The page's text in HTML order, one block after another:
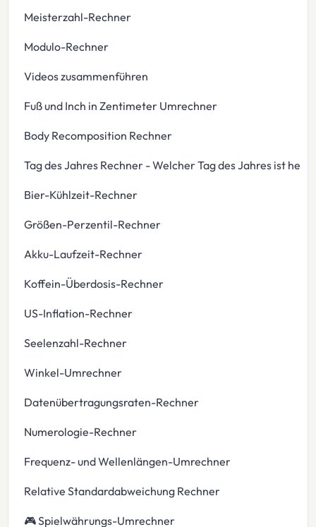
Meisterzahl-Rechner
Modulo-Rechner
Videos zusammenführen
Fuß und Inch in Zentimeter Umrechner
Body Recomposition Rechner
Tag des Jahres Rechner - Welcher Tag des Jahres ist
Bier-Kühlzeit-Rechner
Größen-Perzentil-Rechner
Akku-Laufzeit-Rechner
Koffein-Überdosis-Rechner
US-Inflation-Rechner
Seelenzahl-Rechner
Winkel-Umrechner
Datenübertragungsraten-Rechner
Numerologie-Rechner
Frequenz- und Wellenlängen-Umrechner
Relative Standardabweichung Rechner
🎮 Spielwährungs-Umrechner